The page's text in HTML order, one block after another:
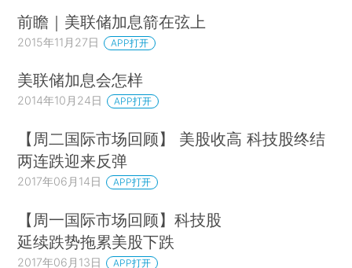
前瞻｜美联储加息箭在弦上
2015年11月27日 APP打开
美联储加息会怎样
2014年10月24日 APP打开
【周二国际市场回顾】 美股收高 科技股终结
两连跌迎来反弹
2017年06月14日 APP打开
【周一国际市场回顾】科技股
延续跌势拖累美股下跌
2017年06月13日 APP打开